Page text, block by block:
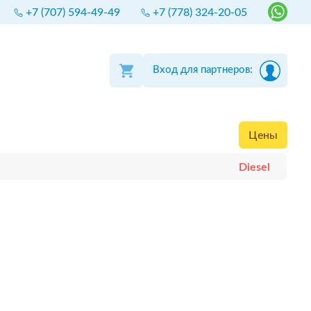
+7 (707) 594-49-49 +7 (778) 324-20-05
Вход для партнеров:
Цены
Diesel